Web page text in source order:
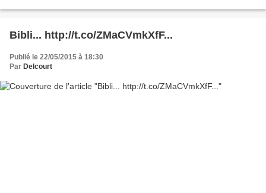
Bibli... http://t.co/ZMaCVmkXfF...
Publié le 22/05/2015 à 18:30
Par Delcourt